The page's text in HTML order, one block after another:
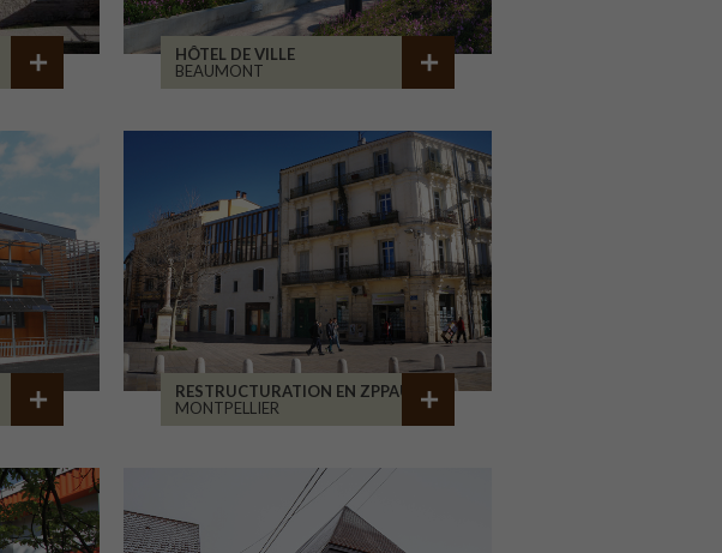
HÔTEL DE VILLE
BEAUMONT
RESTRUCTURATION EN ZPPAUP
MONTPELLIER